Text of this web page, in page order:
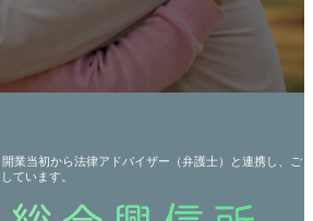
業当初から法律アドバイザー（弁護士）と連携し、ご
ています。